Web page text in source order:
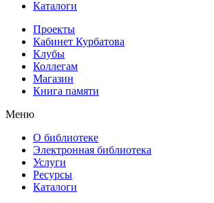
Каталоги
Проекты
Кабинет Курбатова
Клубы
Коллегам
Магазин
Книга памяти
Меню
О библиотеке
Электронная библиотека
Услуги
Ресурсы
Каталоги